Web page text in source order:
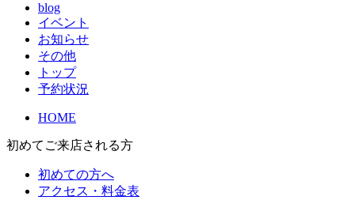
blog
イベント
お知らせ
その他
トップ
予約状況
HOME
初めてご来店される方
初めての方へ
アクセス・料金表